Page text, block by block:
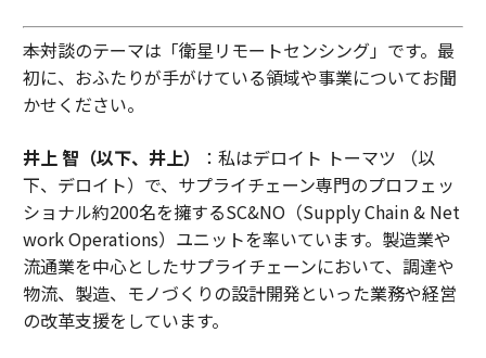
――本対談のテーマは「衛星リモートセンシング」です。最
初に、おふたりが手がけている領域や事業についてお聞
かせください。
井上 智（以下、井上）
：私はデロイト トーマツ （以
下、デロイト）で、サプライチェーン専門のプロフェッ
ショナル約200名を擁するSC&NO（Supply Chain & Net
work Operations）ユニットを率いています。製造業や
流通業を中心としたサプライチェーンにおいて、調達や
物流、製造、モノづくりの設計開発といった業務や経営
の改革支援をしています。